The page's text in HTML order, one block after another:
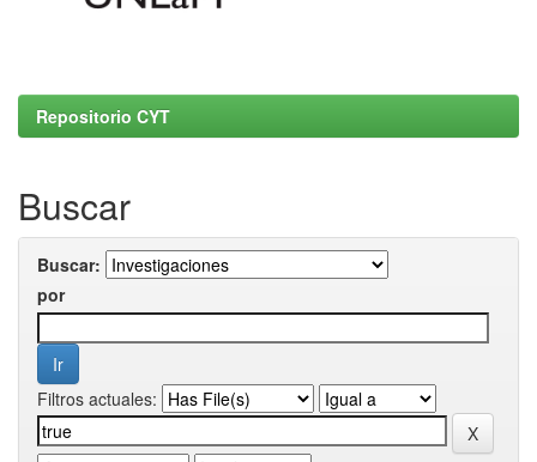
Repositorio CYT
Buscar
Buscar:
por
Filtros actuales: